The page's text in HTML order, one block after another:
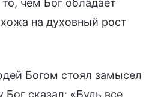
на духовный рост
Богом стоял замысел
сказал: «Будь все